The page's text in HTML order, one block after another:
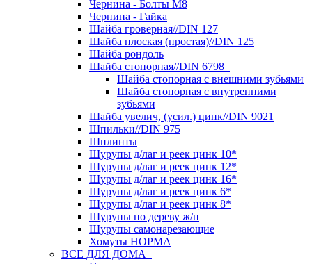
Чернина - Болты М8
Чернина - Гайка
Шайба гроверная//DIN 127
Шайба плоская (простая)//DIN 125
Шайба рондоль
Шайба стопорная//DIN 6798
Шайба стопорная с внешними зубьями
Шайба стопорная с внутренними
зубьями
Шайба увелич, (усил.) цинк//DIN 9021
Шпильки//DIN 975
Шплинты
Шурупы д/лаг и реек цинк 10*
Шурупы д/лаг и реек цинк 12*
Шурупы д/лаг и реек цинк 16*
Шурупы д/лаг и реек цинк 6*
Шурупы д/лаг и реек цинк 8*
Шурупы по дереву ж/п
Шурупы самонарезающие
Хомуты НОРМА
ВСЕ ДЛЯ ДОМА